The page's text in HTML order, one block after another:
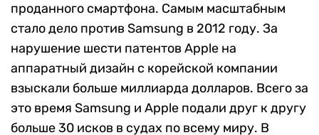
проданного смартфона. Самым масштабным
стало дело против Samsung в 2012 году. За
нарушение шести патентов Apple на
аппаратный дизайн с корейской компании
взыскали больше миллиарда долларов. Всего за
это время Samsung и Apple подали друг к другу
больше 30 исков в судах по всему миру. В